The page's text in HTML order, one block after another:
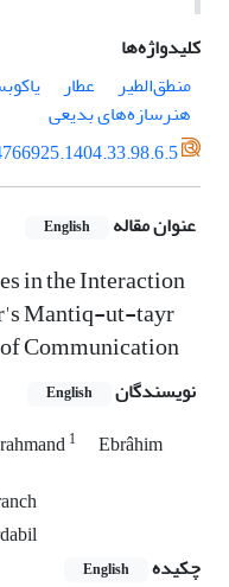
کلیدواژه‌ها
منطق‌الطیر
عطار
هنرسازه‌های بدیعی
عنوان مقاله English
in the Interaction
Mantiq-ut-tayr
of Communication
نویسندگان English
1
Ebrâhim
چکیده
English